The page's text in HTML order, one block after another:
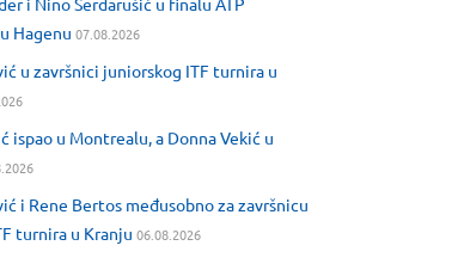
Hagenu 07.08.2026
u završnici juniorskog ITF turnira u
ispao u Montrealu, a Donna Vekić u
i Rene Bertos međusobno za završnicu
turnira u Kranju 06.08.2026